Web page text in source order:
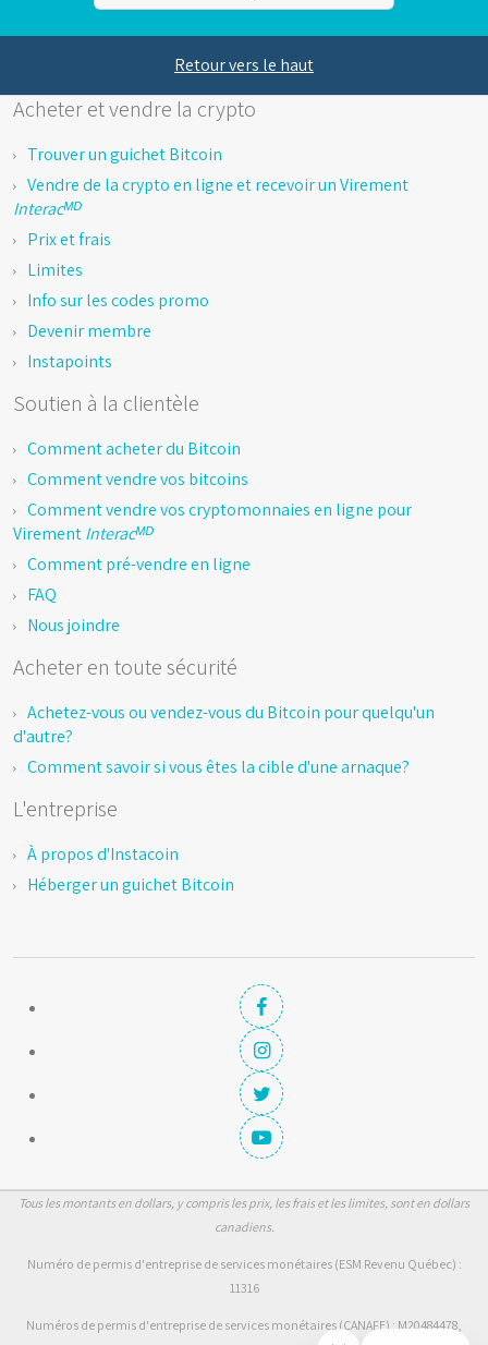
Retour vers le haut
Acheter et vendre la crypto
Trouver un guichet Bitcoin
Vendre de la crypto en ligne et recevoir un Virement
Interacᴹᴰ
Prix et frais
Limites
Info sur les codes promo
Devenir membre
Instapoints
Soutien à la clientèle
Comment acheter du Bitcoin
Comment vendre vos bitcoins
Comment vendre vos cryptomonnaies en ligne pour
VirementInteracᴹᴰ
Comment pré-vendre en ligne
FAQ
Nous joindre
Acheter en toute sécurité
Achetez-vous ou vendez-vous du Bitcoin pour quelqu'un
d'autre?
Comment savoir si vous êtes la cible d'une arnaque?
L'entreprise
À propos d'Instacoin
Héberger un guichet Bitcoin
Tous les montants en dollars, y compris les prix, les frais et les limites, sont en dollars
canadiens.
Numéro de permis d'entreprise de services monétaires (ESM Revenu Québec) :
11316
Numéros de permis d'entreprise de services monétaires (CANAFE) : M20484478,